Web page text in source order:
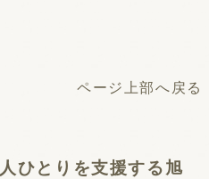
ページ上部へ戻る
ひとりを支援する旭